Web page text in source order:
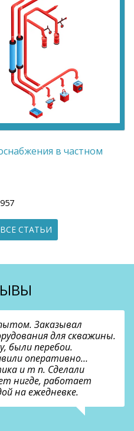
в частном
СТАТЬИ
Заказывал
для скважины.
были перебои.
оперативно…
и т п. Сделали
нигде, работает
на ежедневке.